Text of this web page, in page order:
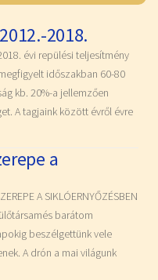
2018.
évi repülési teljesítmény
időszakban 60-80
kb. 20%-a jellemzően
A tagjaink között évről évre
a
A SIKLÓERNYŐZÉSBEN
barátom
beszélgettünk vele
A drón a mai világunk